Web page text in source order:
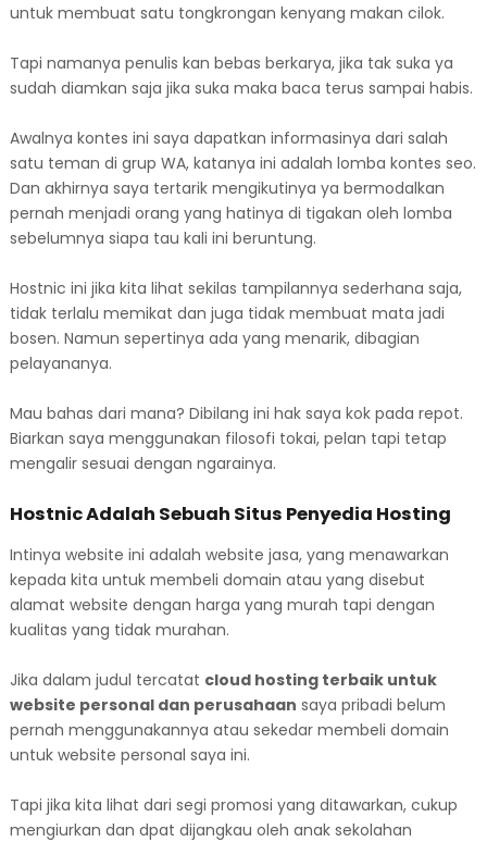
untuk membuat satu tongkrongan kenyang makan cilok.
Tapi namanya penulis kan bebas berkarya, jika tak suka ya
sudah diamkan saja jika suka maka baca terus sampai habis.
Awalnya kontes ini saya dapatkan informasinya dari salah
satu teman di grup WA, katanya ini adalah lomba kontes seo.
Dan akhirnya saya tertarik mengikutinya ya bermodalkan
pernah menjadi orang yang hatinya di tigakan oleh lomba
sebelumnya siapa tau kali ini beruntung.
Hostnic ini jika kita lihat sekilas tampilannya sederhana saja,
tidak terlalu memikat dan juga tidak membuat mata jadi
bosen. Namun sepertinya ada yang menarik, dibagian
pelayananya.
Mau bahas dari mana? Dibilang ini hak saya kok pada repot.
Biarkan saya menggunakan filosofi tokai, pelan tapi tetap
mengalir sesuai dengan ngarainya.
Hostnic Adalah Sebuah Situs Penyedia Hosting
Intinya website ini adalah website jasa, yang menawarkan
kepada kita untuk membeli domain atau yang disebut
alamat website dengan harga yang murah tapi dengan
kualitas yang tidak murahan.
Jika dalam judul tercatat cloud hosting terbaik untuk
website personal dan perusahaan saya pribadi belum
pernah menggunakannya atau sekedar membeli domain
untuk website personal saya ini.
Tapi jika kita lihat dari segi promosi yang ditawarkan, cukup
mengiurkan dan dpat dijangkau oleh anak sekolahan